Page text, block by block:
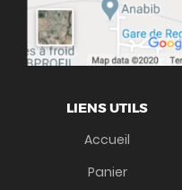
LIENS UTILS
Accueil
Panier